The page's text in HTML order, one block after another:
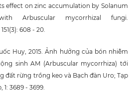
effect on zinc accumulation by Solanum
Arbuscular mycorrhizal fungi.
608 - 20.
Huy, 2015. Ảnh hưởng của bón nhiễm
sinh AM (Arbuscular mycorrhiza) tới
đất rừng trồng keo và Bạch đàn Uro; Tạp
3689 - 3699.